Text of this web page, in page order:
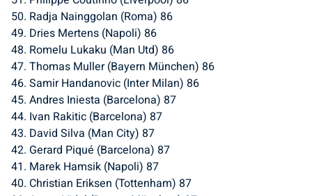
50. Radja Nainggolan (Roma) 86
49. Dries Mertens (Napoli) 86
48. Romelu Lukaku (Man Utd) 86
47. Thomas Muller (Bayern München) 86
46. Samir Handanovic (Inter Milan) 86
45. Andres Iniesta (Barcelona) 87
44. Ivan Rakitic (Barcelona) 87
43. David Silva (Man City) 87
42. Gerard Piqué (Barcelona) 87
41. Marek Hamsik (Napoli) 87
40. Christian Eriksen (Tottenham) 87